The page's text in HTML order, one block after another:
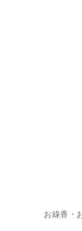
お線香・